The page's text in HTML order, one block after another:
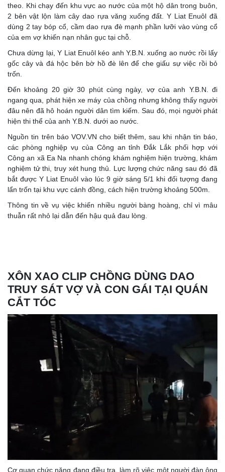
theo. Khi chạy đến khu vực ao nước của một hộ dân trong buôn,
2 bên vật lộn làm cây dao rựa văng xuống đất. Y Liat Enuôl đã
dùng 2 tay bóp cổ, cầm dao rựa đè mạnh phần lưỡi vào vùng cổ
của em vợ khiến nạn nhân gục tại chỗ.
Chưa dừng lại, Y Liat Enuôl kéo anh Y.B.N. xuống ao nước rồi lấy
gốc cây và đá hộc bên bờ hồ đè lên để che giấu sự việc rồi bỏ
trốn.
Đến khoảng 20 giờ 30 phút cùng ngày, vợ của anh Y.B.N. đi
ngang qua, phát hiện xe máy của chồng nhưng không thấy người
đâu nên đã hô hoán người dân tìm kiếm. Sau đó, mọi người phát
hiện thi thể của anh Y.B.N. dưới ao nước.
Nguồn tin trên báo VOV.VN cho biết thêm, sau khi nhận tin báo,
các phòng nghiệp vụ của Công an tỉnh Đắk Lắk phối hợp với
Công an xã Ea Na nhanh chóng khám nghiệm hiện trường, khám
nghiệm tử thi, truy xét hung thủ. Lực lượng chức năng sau đó đã
bắt được Y Liat Enuôl vào lúc 9 giờ sáng 5/1 khi đối tượng đang
lẩn trốn tại khu vực cánh đồng, cách hiện trường khoảng 500m.
Thông tin về vụ việc khiến nhiều người bàng hoàng, chỉ vì mâu
thuẫn rất nhỏ lại dẫn đến hậu quả đau lòng.
XÔN XAO CLIP CHỒNG DÙNG DAO
TRUY SÁT VỢ VÀ CON GÁI TẠI QUÁN
CẮT TÓC
Cơ quan chức năng đang điều tra, làm rõ việc một người đàn ông